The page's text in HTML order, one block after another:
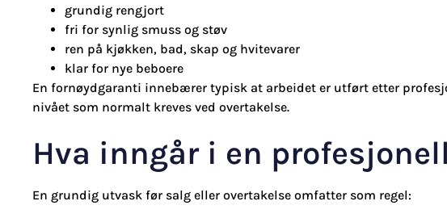
grundig rengjort
fri for synlig smuss og støv
ren på kjøkken, bad, skap og hvitevarer
klar for nye beboere
En fornøydgaranti innebærer typisk at arbeidet er utført etter
nivået som normalt kreves ved overtakelse.
Hva inngår i en
En grundig utvask før salg eller overtakelse omfatter som regel: